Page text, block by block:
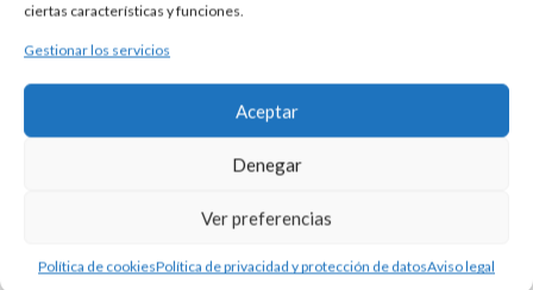
ciertas características y funciones.
Gestionar los servicios
Aceptar
Denegar
Ver preferencias
Política de cookiesPolítica de privacidad y protección de datosAviso legal
DESCRIPCIÓN
grosor y 59 mm. de diámetro interior